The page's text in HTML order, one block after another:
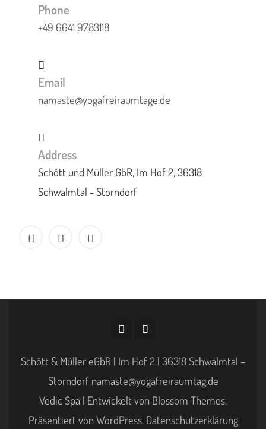
Phone
+49 6641 9783118
Email
namaste@yogafreiraumtage.de
Address
Schött und Müller GbR, Im Hof 2, 36318
Schwalmtal - Storndorf
Schött & Müller eGbR | Im Hof 2 | 36318 Schwalmtal –
Storndorf namaste@yogafreiraumtag.de
Vedic Spa | Entwickelt von Blossom Themes.
Präsentiert von WordPress. Datenschutzerklärung